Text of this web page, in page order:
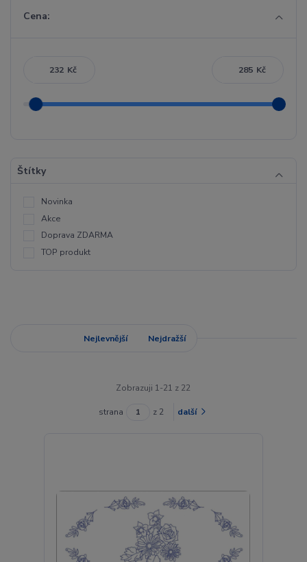
Cena:
Kč Kč
Štítky
Novinka
Akce
Doprava ZDARMA
TOP produkt
Nejlevnější Nejdražší
Zobrazuji 1-21 z 22
strana z 2 další